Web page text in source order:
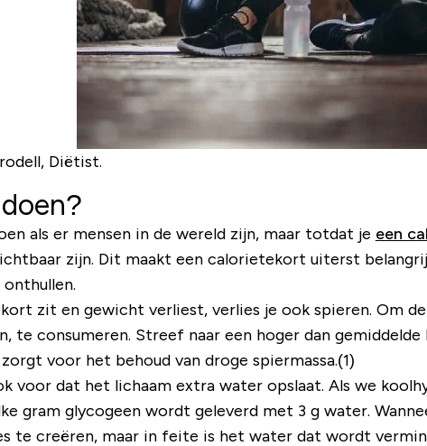
Diëtist.
als er mensen in de wereld zijn, maar totdat je een
zijn. Dit maakt een calorietekort uiterst
zit en gewicht verliest, verlies je ook spieren. Om
te consumeren. Streef naar een hoger dan
voor het behoud van droge spiermassa.(1)
voor dat het lichaam extra water opslaat. Als we
gram glycogeen wordt geleverd met 3 g water.
te creëren, maar in feite is het water dat wordt